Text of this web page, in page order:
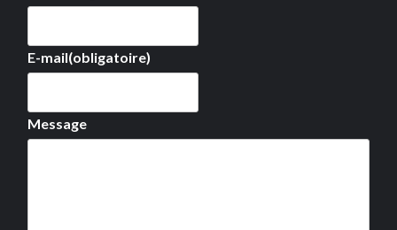
E-mail(obligatoire)
Message